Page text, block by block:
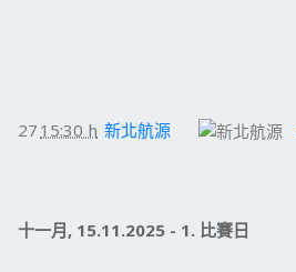
27 15:30 h 新北航源
十一月, 15.11.2025 - 1. 比賽日